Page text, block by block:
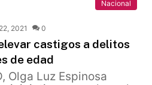
Nacional
2021 0
castigos a delitos
de edad
Olga Luz Espinosa